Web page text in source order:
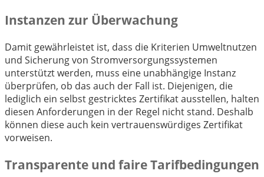
Instanzen zur Überwachung
Damit gewährleistet ist, dass die Kriterien Umweltnutzen
und Sicherung von Stromversorgungssystemen
unterstützt werden, muss eine unabhängige Instanz
überprüfen, ob das auch der Fall ist. Diejenigen, die
lediglich ein selbst gestricktes Zertifikat ausstellen, halten
diesen Anforderungen in der Regel nicht stand. Deshalb
können diese auch kein vertrauenswürdiges Zertifikat
vorweisen.
Transparente und faire Tarifbedingungen